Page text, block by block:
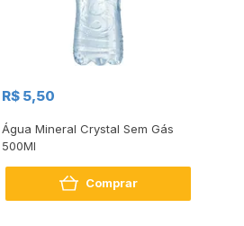
R$ 5,50
Água Mineral Crystal Sem Gás
500Ml
Comprar